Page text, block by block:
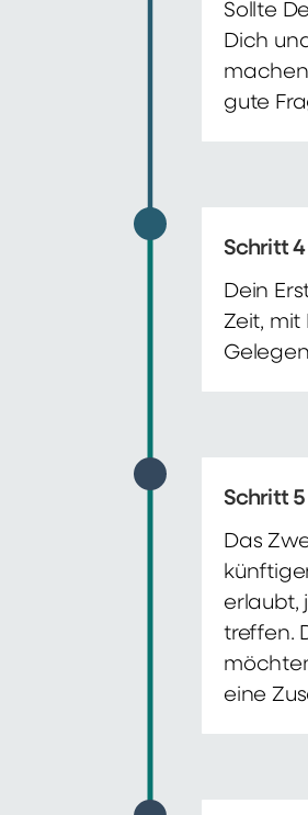
Sollte
Dich
gute
Schritt 4
Dein
Zeit, mit
Schritt 5
Das
erlaubt,
treffen.
eine